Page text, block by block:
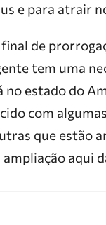
e para atrair
de
tem uma
no estado do
com
que estão
aqui